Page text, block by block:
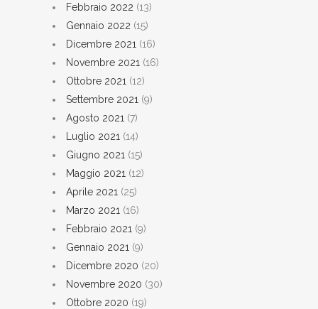
Febbraio 2022 (13)
Gennaio 2022 (15)
Dicembre 2021 (16)
Novembre 2021 (16)
Ottobre 2021 (12)
Settembre 2021 (9)
Agosto 2021 (7)
Luglio 2021 (14)
Giugno 2021 (15)
Maggio 2021 (12)
Aprile 2021 (25)
Marzo 2021 (16)
Febbraio 2021 (9)
Gennaio 2021 (9)
Dicembre 2020 (20)
Novembre 2020 (30)
Ottobre 2020 (19)